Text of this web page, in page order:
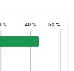
% 40 % 50 %